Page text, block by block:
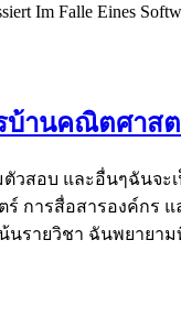
Im Falle Eines
บ้านคณิตศาส
มตัวสอบ และอื่นๆฉั
การสื่อสารองค์กร
นรายวิชา ฉันพยายา